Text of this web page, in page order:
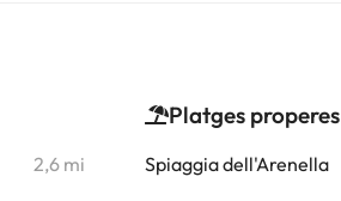
2,6 mi
Platges properes
Spiaggia dell'Arenella